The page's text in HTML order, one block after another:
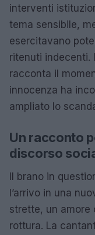
interventi
tema sensibile,
esercitavano
ritenuti indecenti.
racconta il
innocenza ha
ampliato lo
Un racconto
discorso
Il brano in
l’arrivo in una
strette, un amore
rottura. La